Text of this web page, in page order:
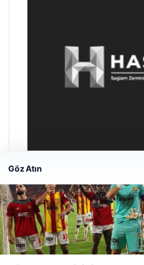
Enes Kaplan Avukatlık
Nisan 28, 2026
Web sitemizi nasıl kullandığınızı
deneyiminizi kişiselleştirmek ve
kullanıyoruz.Çerez Politikamız
Göz Atın